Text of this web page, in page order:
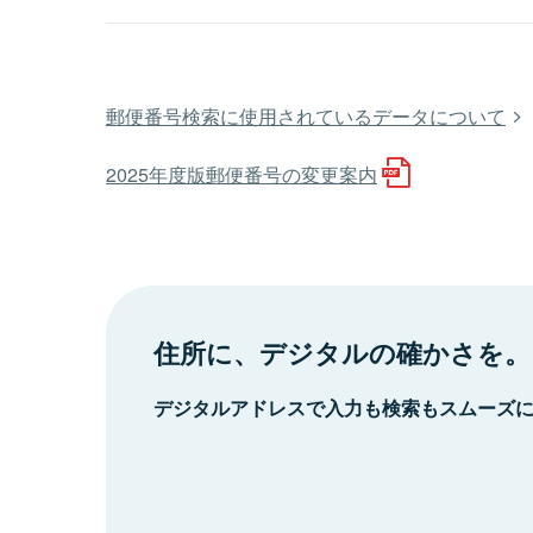
郵便番号検索に使用されているデータについて
2025年度版郵便番号の変更案内
住所に、デジタルの確かさを。
デジタルアドレスで入力も検索もスムーズ